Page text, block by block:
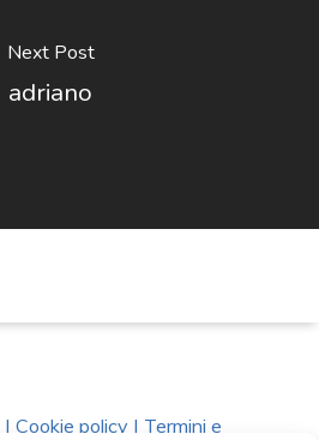
Next Post
adriano
| Cookie policy | Termini e